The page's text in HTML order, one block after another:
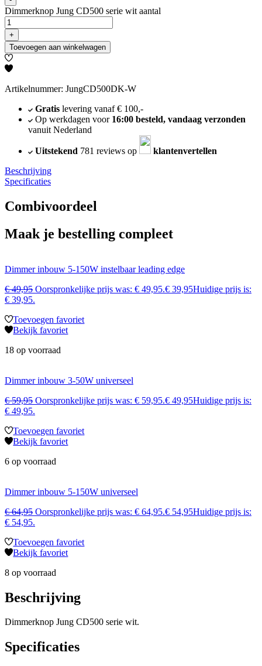
Dimmerknop Jung CD500 serie wit aantal
+
Toevoegen aan winkelwagen
Artikelnummer: JungCD500DK-W
Gratislevering vanaf € 100,-
Op werkdagen voor 16:00 besteld, vandaag verzonden
vanuit Nederland
Uitstekend 781 reviews op
klantenvertellen
Beschrijving
Specificaties
Combivoordeel
Maak je bestelling compleet
Dimmer inbouw 5-150W instelbaar leading edge
€49,95 Oorspronkelijke prijs was: € 49,95.€ 39,95Huidige prijs is:
€ 39,95.
Toevoegen favoriet
Bekijk favoriet
18 op voorraad
Dimmer inbouw 3-50W universeel
€59,95 Oorspronkelijke prijs was: € 59,95.€ 49,95Huidige prijs is:
€ 49,95.
Toevoegen favoriet
Bekijk favoriet
6 op voorraad
Dimmer inbouw 5-150W universeel
€64,95 Oorspronkelijke prijs was: € 64,95.€ 54,95Huidige prijs is:
€ 54,95.
Toevoegen favoriet
Bekijk favoriet
8 op voorraad
Beschrijving
Dimmerknop Jung CD500 serie wit.
Specificaties